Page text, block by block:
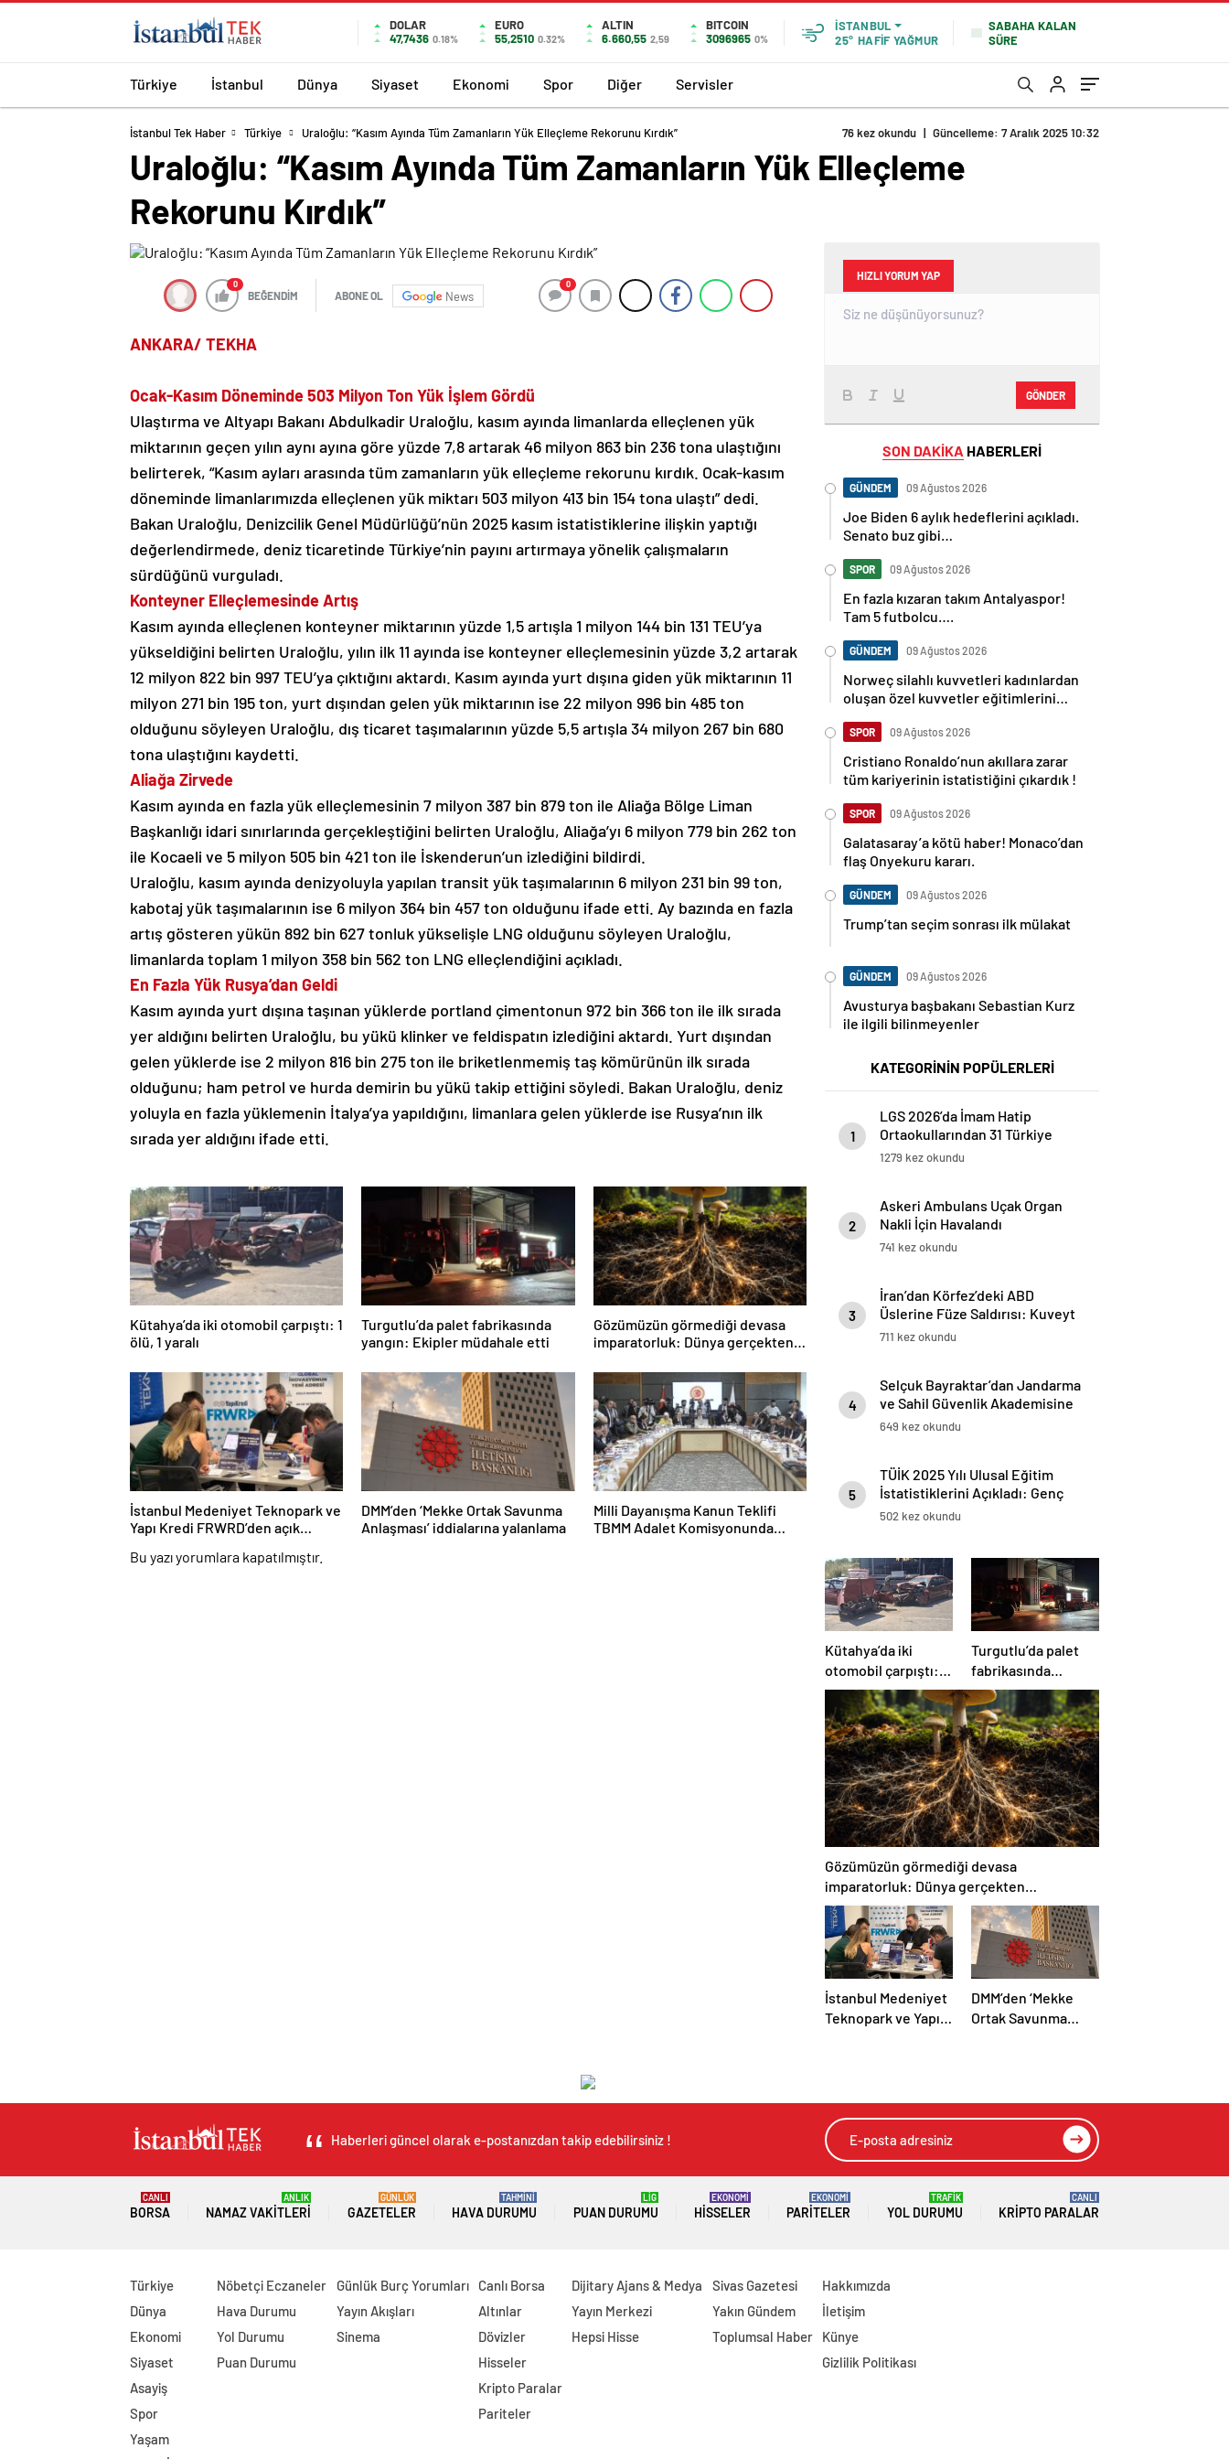
DOLAR
47,7436 0.18%
EURO
55,2510 0.32%
ALTIN
6.660,55 2,59
BITCOIN
3096965 0%
İSTANBUL
25° HAFİF YAĞMUR
SABAHA KALAN
SÜRE
Türkiye İstanbul Dünya Siyaset Ekonomi Spor Diğer Servisler
İstanbul Tek Haber Türkiye Uraloğlu: “Kasım Ayında Tüm Zamanların Yük Elleçleme Rekorunu Kırdık” 76 kez okundu | Güncelleme: 7 Aralık 2025 10:32
Uraloğlu: “Kasım Ayında Tüm Zamanların Yük Elleçleme
Rekorunu Kırdık”
0
BEĞENDİM ABONE OL News
0
ANKARA/ TEKHA
Ocak-Kasım Döneminde 503 Milyon Ton Yük İşlem Gördü
Ulaştırma ve Altyapı Bakanı Abdulkadir Uraloğlu, kasım ayında limanlarda elleçlenen yük
miktarının geçen yılın aynı ayına göre yüzde 7,8 artarak 46 milyon 863 bin 236 tona ulaştığını
belirterek, “Kasım ayları arasında tüm zamanların yük elleçleme rekorunu kırdık. Ocak-kasım
döneminde limanlarımızda elleçlenen yük miktarı 503 milyon 413 bin 154 tona ulaştı” dedi.
Bakan Uraloğlu, Denizcilik Genel Müdürlüğü’nün 2025 kasım istatistiklerine ilişkin yaptığı
değerlendirmede, deniz ticaretinde Türkiye’nin payını artırmaya yönelik çalışmaların
sürdüğünü vurguladı.
Konteyner Elleçlemesinde Artış
Kasım ayında elleçlenen konteyner miktarının yüzde 1,5 artışla 1 milyon 144 bin 131 TEU’ya
yükseldiğini belirten Uraloğlu, yılın ilk 11 ayında ise konteyner elleçlemesinin yüzde 3,2 artarak
12 milyon 822 bin 997 TEU’ya çıktığını aktardı. Kasım ayında yurt dışına giden yük miktarının 11
milyon 271 bin 195 ton, yurt dışından gelen yük miktarının ise 22 milyon 996 bin 485 ton
olduğunu söyleyen Uraloğlu, dış ticaret taşımalarının yüzde 5,5 artışla 34 milyon 267 bin 680
tona ulaştığını kaydetti.
Aliağa Zirvede
Kasım ayında en fazla yük elleçlemesinin 7 milyon 387 bin 879 ton ile Aliağa Bölge Liman
Başkanlığı idari sınırlarında gerçekleştiğini belirten Uraloğlu, Aliağa’yı 6 milyon 779 bin 262 ton
ile Kocaeli ve 5 milyon 505 bin 421 ton ile İskenderun’un izlediğini bildirdi.
Uraloğlu, kasım ayında denizyoluyla yapılan transit yük taşımalarının 6 milyon 231 bin 99 ton,
kabotaj yük taşımalarının ise 6 milyon 364 bin 457 ton olduğunu ifade etti. Ay bazında en fazla
artış gösteren yükün 892 bin 627 tonluk yükselişle LNG olduğunu söyleyen Uraloğlu,
limanlarda toplam 1 milyon 358 bin 562 ton LNG elleçlendiğini açıkladı.
En Fazla Yük Rusya’dan Geldi
Kasım ayında yurt dışına taşınan yüklerde portland çimentonun 972 bin 366 ton ile ilk sırada
yer aldığını belirten Uraloğlu, bu yükü klinker ve feldispatın izlediğini aktardı. Yurt dışından
gelen yüklerde ise 2 milyon 816 bin 275 ton ile briketlenmemiş taş kömürünün ilk sırada
olduğunu; ham petrol ve hurda demirin bu yükü takip ettiğini söyledi. Bakan Uraloğlu, deniz
yoluyla en fazla yüklemenin İtalya’ya yapıldığını, limanlara gelen yüklerde ise Rusya’nın ilk
sırada yer aldığını ifade etti.
Kütahya’da iki otomobil çarpıştı: 1
ölü, 1 yaralı
Turgutlu’da palet fabrikasında
yangın: Ekipler müdahale etti
Gözümüzün görmediği devasa
imparatorluk: Dünya gerçekten
İstanbul Medeniyet Teknopark ve
Yapı Kredi FRWRD’den açık
DMM’den ‘Mekke Ortak Savunma
Anlaşması’ iddialarına yalanlama
Milli Dayanışma Kanun Teklifi
TBMM Adalet Komisyonunda
Bu yazı yorumlara kapatılmıştır.
HIZLI YORUM YAP
GÖNDER
SON DAKİKA HABERLERİ
GÜNDEM 09 Ağustos 2026
Joe Biden 6 aylık hedeflerini açıkladı.
Senato buz gibi…
SPOR 09 Ağustos 2026
En fazla kızaran takım Antalyaspor!
Tam 5 futbolcu….
GÜNDEM 09 Ağustos 2026
Norweç silahlı kuvvetleri kadınlardan
oluşan özel kuvvetler eğitimlerini
SPOR 09 Ağustos 2026
Cristiano Ronaldo’nun akıllara zarar
tüm kariyerinin istatistiğini çıkardık !
SPOR 09 Ağustos 2026
Galatasaray’a kötü haber! Monaco’dan
flaş Onyekuru kararı.
GÜNDEM 09 Ağustos 2026
Trump’tan seçim sonrası ilk mülakat
GÜNDEM 09 Ağustos 2026
Avusturya başbakanı Sebastian Kurz
ile ilgili bilinmeyenler
KATEGORİNİN POPÜLERLERİ
1
LGS 2026’da İmam Hatip
Ortaokullarından 31 Türkiye
Birincisi
1279 kez okundu
2
Askeri Ambulans Uçak Organ
Nakli İçin Havalandı
741 kez okundu
3
İran’dan Körfez’deki ABD
Üslerine Füze Saldırısı: Kuveyt
Ve Katar Alarmda
711 kez okundu
4
Selçuk Bayraktar’dan Jandarma
ve Sahil Güvenlik Akademisine
Anlamlı AKINCI Hediyesi
649 kez okundu
5
TÜİK 2025 Yılı Ulusal Eğitim
İstatistiklerini Açıkladı: Genç
Nüfusta Yükseköğretim Mezun
502 kez okundu
Kütahya’da iki
otomobil çarpıştı: 1
ölü, 1 yaralı
Turgutlu’da palet
fabrikasında
yangın: Ekipler
müdahale etti
Gözümüzün görmediği devasa
imparatorluk: Dünya gerçekten
mantarların mı?
İstanbul Medeniyet
Teknopark ve Yapı
DMM’den ‘Mekke
Ortak Savunma
Haberleri güncel olarak e-postanızdan takip edebilirsiniz !
BORSA
CANLI
NAMAZ VAKITLERI
ANLIK
GAZETELER
GÜNLÜK
HAVA DURUMU
TAHMİNİ
PUAN DURUMU
LİG
HISSELER
EKONOMİ
PARITELER
EKONOMİ
YOL DURUMU
TRAFİK
KRIPTO PARALAR
CANLI
Türkiye
Dünya
Ekonomi
Siyaset
Asayiş
Spor
Yaşam
Nöbetçi Eczaneler
Hava Durumu
Yol Durumu
Puan Durumu
Günlük Burç Yorumları
Yayın Akışları
Sinema
Canlı Borsa
Altınlar
Dövizler
Hisseler
Kripto Paralar
Pariteler
Dijitary Ajans & Medya
Yayın Merkezi
Hepsi Hisse
Sivas Gazetesi
Yakın Gündem
Toplumsal Haber
Hakkımızda
İletişim
Künye
Gizlilik Politikası